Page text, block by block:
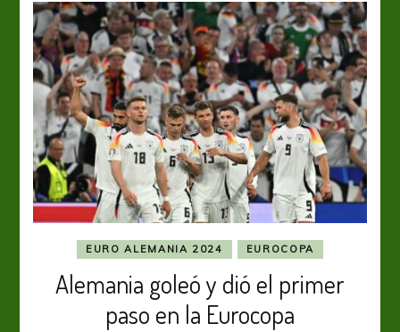
EURO ALEMANIA 2024 EUROCOPA
Alemania goleó y dió el primer
paso en la Eurocopa